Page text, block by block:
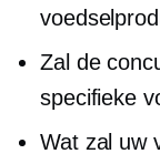
Zal de
specifieke
Wat zal uw